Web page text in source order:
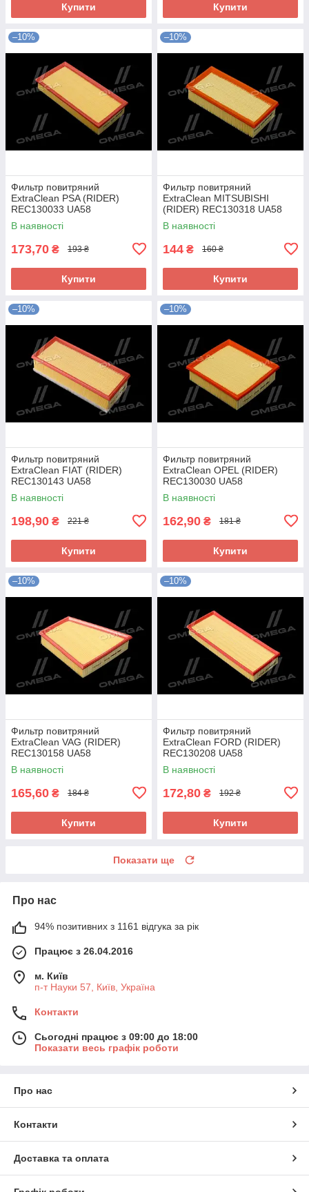
Купити Купити
–10%
Фильтр повитряний
ExtraClean PSA (RIDER)
REC130033 UA58
В наявності
173,70 ₴ 193 ₴
Купити
–10%
Фильтр повитряний
ExtraClean MITSUBISHI
(RIDER) REC130318 UA58
В наявності
144 ₴ 160 ₴
Купити
–10%
Фильтр повитряний
ExtraClean FIAT (RIDER)
REC130143 UA58
В наявності
198,90 ₴ 221 ₴
Купити
–10%
Фильтр повитряний
ExtraClean OPEL (RIDER)
REC130030 UA58
В наявності
162,90 ₴ 181 ₴
Купити
–10%
Фильтр повитряний
ExtraClean VAG (RIDER)
REC130158 UA58
В наявності
165,60 ₴ 184 ₴
Купити
–10%
Фильтр повитряний
ExtraClean FORD (RIDER)
REC130208 UA58
В наявності
172,80 ₴ 192 ₴
Купити
Показати ще
Про нас
94% позитивних з 1161 відгука за рік
Працює з 26.04.2016
м. Київ
п-т Науки 57, Київ, Україна
Контакти
Сьогодні працює з 09:00 до 18:00
Показати весь графік роботи
Про нас
Контакти
Доставка та оплата